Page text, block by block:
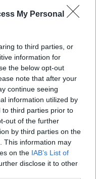
My Personal
to third parties, or
information for
the below opt-out
note that after your
continue seeing
information utilized by
to third parties prior to
out of the further
by third parties on the
This information may
on the IAB’s List of
disclose it to other
Il percorso fuori strada
in zona Massetana
FCI.
fuoristrada della
il CAI (livello medio-
tutti per lo sport“.
che organizzano
per far conoscere
“Lo Sport del
Montalcino
a tutti i ragazzi delle
di gare ludico-ginniche
“Lo Sport del